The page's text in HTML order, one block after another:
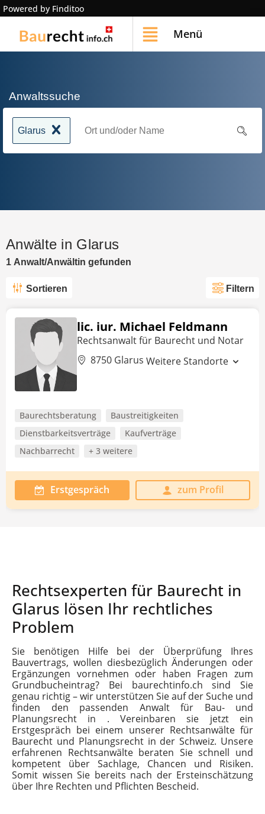
Powered by Finditoo
Menü
Anwaltssuche
Glarus
Anwälte in Glarus
1 Anwalt/Anwältin gefunden
Sortieren Filtern
lic. iur. Michael Feldmann
Rechtsanwalt für Baurecht und Notar
8750 Glarus Weitere Standorte
Baurechtsberatung
Baustreitigkeiten
Dienstbarkeitsverträge
Kaufverträge
Nachbarrecht
+ 3 weitere
Erstgespräch zum Profil
Rechtsexperten für Baurecht in
Glarus lösen Ihr rechtliches
Problem
Sie benötigen Hilfe bei der Überprüfung Ihres
Bauvertrags, wollen diesbezüglich Änderungen oder
Ergänzungen vornehmen oder haben Fragen zum
Grundbucheintrag? Bei baurechtinfo.ch sind Sie
genau richtig – wir unterstützen Sie auf der Suche und
finden den passenden Anwalt für Bau- und
Planungsrecht in . Vereinbaren sie jetzt ein
Erstgespräch bei einem unserer Rechtsanwälte für
Baurecht und Planungsrecht in der Schweiz. Unsere
erfahrenen Rechtsanwälte beraten Sie schnell und
kompetent über Sachlage, Chancen und Risiken.
Somit wissen Sie bereits nach der Ersteinschätzung
über Ihre Rechten und Pflichten Bescheid.